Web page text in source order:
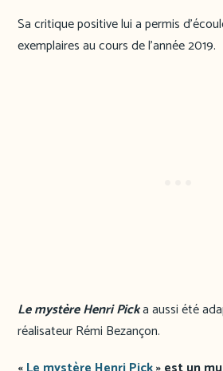
Sa critique positive lui a permis
exemplaires au cours de l’année 2019.
Le mystère Henri Picka aussi été
réalisateur Rémi Bezançon.